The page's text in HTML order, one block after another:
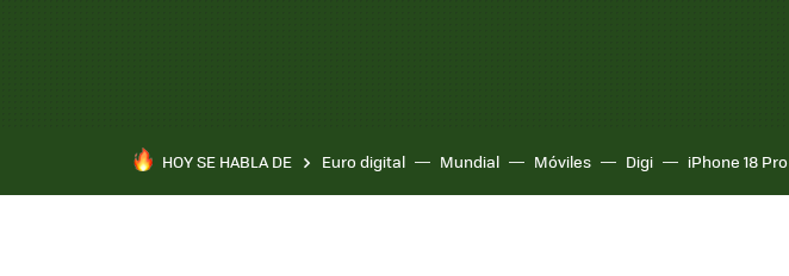
HOY SE HABLA DE Euro digital Mundial Móviles Digi iPhone 18 Pro